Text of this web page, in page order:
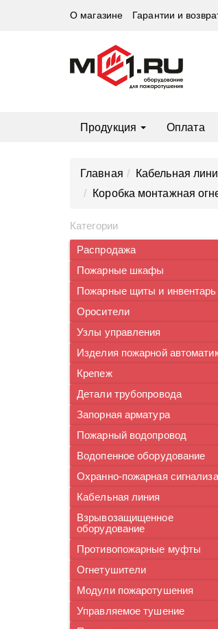
О магазине Гарантии и
Продукция Оплата
Главная Кабельная
Коробка монтажная
Категории
Распродажа
Пожарные шкафы
Пожарные щиты и инвентарь
Оросители
Узлы управления
Изделия пожарной
Крепеж
Детали трубопровода
Запорная арматура
Пожарный водопровод
Водопенное оборудование
Охранно-пожарная
Кабельная линия
Взрывозащищенное
оборудование
Противопожарные муфты
Огнетушители
Модули пожаротушения
Управляемое тушение